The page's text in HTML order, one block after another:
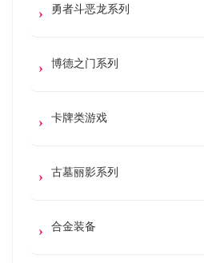
勇者斗恶龙系列
博德之门系列
卡牌类游戏
古墓丽影系列
合金装备